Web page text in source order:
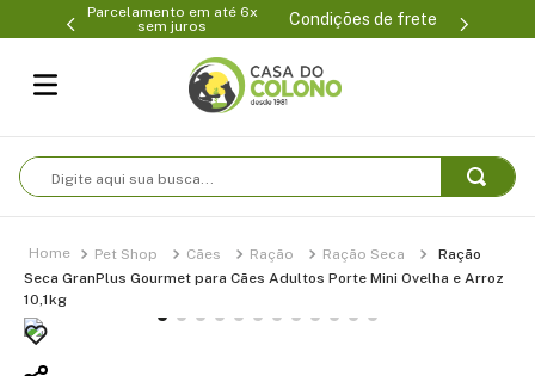
Parcelamento em até 6x
sem juros
Condições de frete
Digite aqui sua busca...
Pet Shop Cães Ração Ração Seca
Ração
Seca GranPlus Gourmet para Cães Adultos Porte Mini Ovelha e Arroz
10,1kg